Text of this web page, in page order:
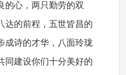
的心，两只勤劳的双
达的前程，五世皆昌的
成诗的才华，八面玲珑
同建设你们十分美好的